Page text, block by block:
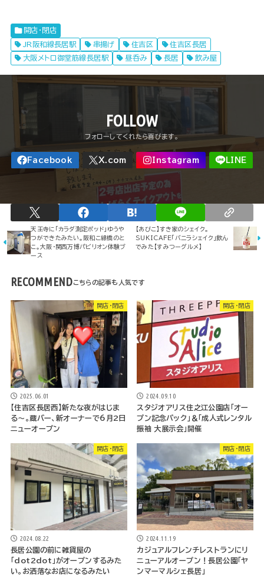
開店・閉店
JR阪和線長居駅
串揚げ 住吉区
住吉区長居
大阪メトロ御堂筋線長居駅
昼呑み 長居 飲み屋
FOLLOW
天王寺に「カラダ測定ポッド」ゆうや
つができたみたい。阪和こ線橋のと
こ。大阪・関西万博パビリオン体験ブ
ース
【あびこ】すき家のシェイク。
SUKICAFE「バニラシェイク」飲ん
でみた【すみつーグルメ】
RECOMMEND
開店・閉店
2025.06.01
【住吉区長居西】新たな夜がはじま
る～。蔵バー、新オーナーで6月2日
ニューオープン
開店・閉店
2024.09.10
スタジオアリス住之江公園店「オー
プン記念パック」＆「成人式レンタル
振袖 大展示会」開催
開店・閉店
2024.08.22
長居公園の前に雑貨屋の
「dot2dot」がオープンするみた
い。お洒落なお店になるみたい
開店・閉店
2024.11.19
カジュアルフレンチレストランにリ
ニューアルオープン！長居公園「ヤ
ンマーマルシェ長居」